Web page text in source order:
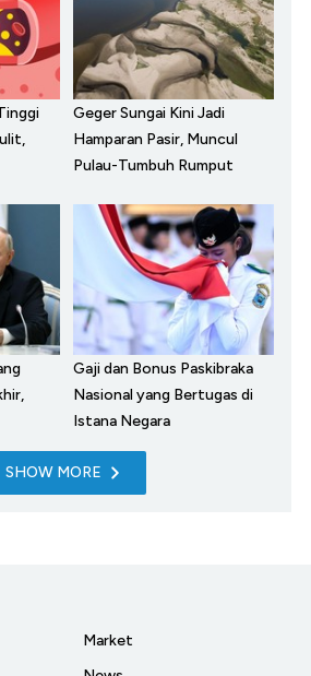
Geger Sungai Kini Jadi
Hamparan Pasir, Muncul
Pulau-Tumbuh Rumput
Gaji dan Bonus Paskibraka
Nasional yang Bertugas di
Istana Negara
SHOW MORE
Market